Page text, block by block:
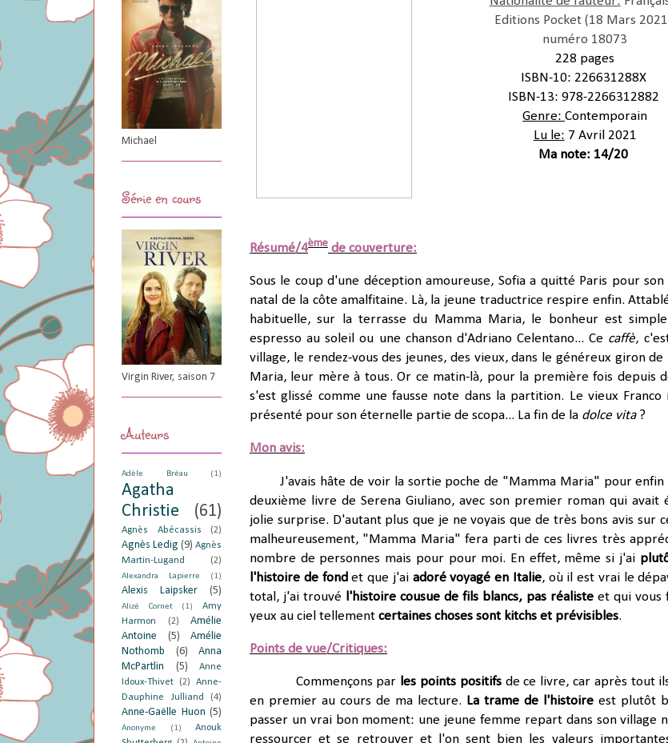
Editions Pocket (18 Mars 2021
numéro 18073
228 pages
ISBN-10: 226631288X
ISBN-13: 978-2266312882
Genre:Contemporain
Lu le: 7 Avril 2021
Ma note: 14/20
Résumé/4ème de couverture:
Sous le coup d'une déception amoureuse, Sofia a quitté Paris pour
natal de la côte amalfitaine. Là, la jeune traductrice respire enfin.
habituelle, sur la terrasse du Mamma Maria, le bonheur est
espresso au soleil ou une chanson d'Adriano Celentano... Ce caffè,
village, le rendez-vous des jeunes, des vieux, dans le généreux giron
Maria, leur mère à tous. Or ce matin-là, pour la première fois depuis
s'est glissé comme une fausse note dans la partition. Le vieux Franco
présenté pour son éternelle partie de scopa... La fin de la dolce vita?
Mon avis:
J'avais hâte de voir la sortie poche de "Mamma Maria" pour enfin
deuxième livre de Serena Giuliano, avec son premier roman qui avait
jolie surprise. D'autant plus que je ne voyais que de très bons avis sur
malheureusement, "Mamma Maria" fera parti de ces livres très
nombre de personnes mais pour pour moi. En effet, même si j'ai
l'histoire de fondet que j'ai adoré voyagé en Italie, où il est vrai le
total, j'ai trouvé l'histoire cousue de fils blancs, pas réalisteet qui vous
yeux au ciel tellement certaines choses sont kitchs et prévisibles.
Points de vue/Critiques:
Commençons par les points positifsde ce livre, car après tout
en premier au cours de ma lecture. La trame de l'histoire est plutôt
passer un vrai bon moment: une jeune femme repart dans son village
ressourcer et se retrouver et l'on sent bien les valeurs
Michael
Série en cours
Virgin River, saison 7
Auteurs
Adèle Bréau (1)
Agatha
Christie
(61)
Agnès Abécassis (2)
Agnès Ledig (9) Agnès
Martin-Lugand
(2)
Alexandra Lapierre (1)
Alexis Laipsker (5)
Alizé Cornet (1)
Amy
Harmon
(2)
Amélie
Antoine
(5)
Amélie
Nothomb
(6)
Anna
McPartlin
(5)
Anne
Idoux-Thivet
(2)
Anne-
Dauphine Julliand
(4)
Anne-Gaëlle Huon (5)
Anonyme (1)
Anouk